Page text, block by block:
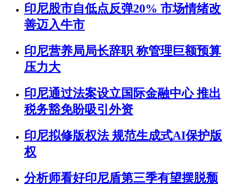
印尼股市自低点反弹20% 市场情绪改
善迈入牛市
印尼营养局局长辞职 称管理巨额预算
压力大
印尼通过法案设立国际金融中心 推出
税务豁免盼吸引外资
印尼拟修版权法 规范生成式AI保护版
权
分析师看好印尼盾第三季有望摆脱颓